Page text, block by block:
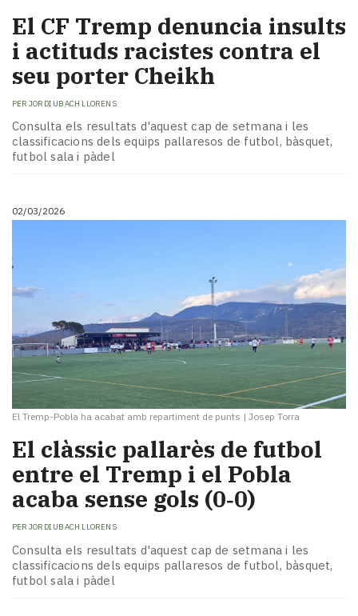
El CF Tremp denuncia insults
i actituds racistes contra el
seu porter Cheikh
PER JORDI UBACH LLORENS
Consulta els resultats d'aquest cap de setmana i les
classificacions dels equips pallaresos de futbol, bàsquet,
futbol sala i pàdel
02/03/2026
El Tremp-Pobla ha acabat amb repartiment de punts | Josep Torra
El clàssic pallarès de futbol
entre el Tremp i el Pobla
acaba sense gols (0‑0)
PER JORDI UBACH LLORENS
Consulta els resultats d'aquest cap de setmana i les
classificacions dels equips pallaresos de futbol, bàsquet,
futbol sala i pàdel